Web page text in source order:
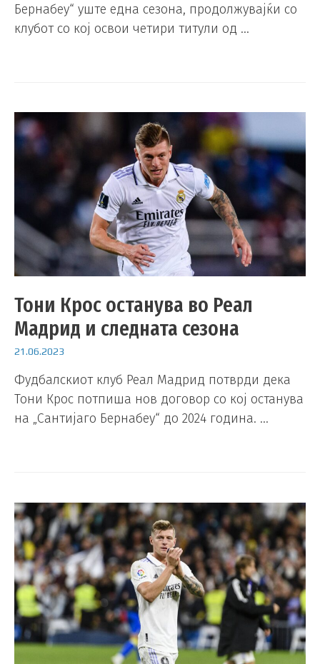
Бернабеу“ уште една сезона, продолжувајќи со
клубот со кој освои четири титули од …
Тони Крос останува во Реал
Мадрид и следната сезона
21.06.2023
Фудбалскиот клуб Реал Мадрид потврди дека
Тони Крос потпиша нов договор со кој останува
на „Сантијаго Бернабеу“ до 2024 година. …